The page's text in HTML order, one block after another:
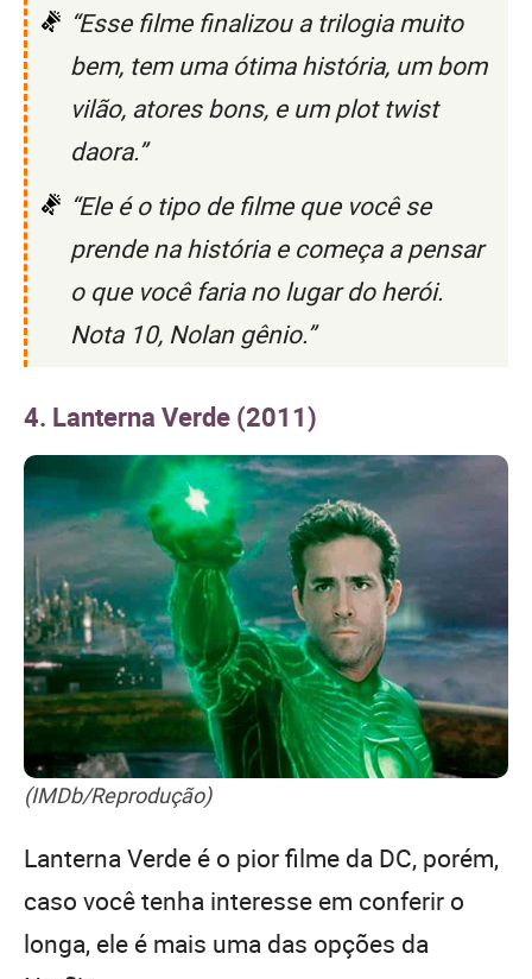
“Esse filme finalizou a trilogia muito
bem, tem uma ótima história, um bom
vilão, atores bons, e um plot twist
daora.”
“Ele é o tipo de filme que você se
prende na história e começa a pensar
o que você faria no lugar do herói.
Nota 10, Nolan gênio.”
4. Lanterna Verde (2011)
(IMDb/Reprodução)
Lanterna Verde é o pior filme da DC, porém,
caso você tenha interesse em conferir o
longa, ele é mais uma das opções da